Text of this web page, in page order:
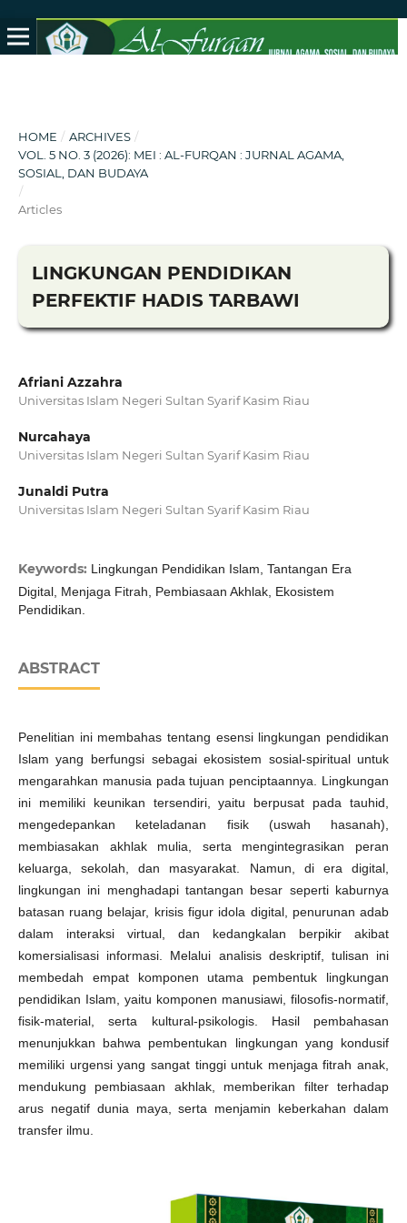
HOME / ARCHIVES /
VOL. 5 NO. 3 (2026): MEI : AL-FURQAN : JURNAL AGAMA,
SOSIAL, DAN BUDAYA
/
Articles
LINGKUNGAN PENDIDIKAN
PERFEKTIF HADIS TARBAWI
Afriani Azzahra
Universitas Islam Negeri Sultan Syarif Kasim Riau
Nurcahaya
Universitas Islam Negeri Sultan Syarif Kasim Riau
Junaldi Putra
Universitas Islam Negeri Sultan Syarif Kasim Riau
Keywords: Lingkungan Pendidikan Islam, Tantangan Era
Digital, Menjaga Fitrah, Pembiasaan Akhlak, Ekosistem
Pendidikan.
ABSTRACT
Penelitian ini membahas tentang esensi lingkungan pendidikan
Islam yang berfungsi sebagai ekosistem sosial-spiritual untuk
mengarahkan manusia pada tujuan penciptaannya. Lingkungan
ini memiliki keunikan tersendiri, yaitu berpusat pada tauhid,
mengedepankan keteladanan fisik (uswah hasanah),
membiasakan akhlak mulia, serta mengintegrasikan peran
keluarga, sekolah, dan masyarakat. Namun, di era digital,
lingkungan ini menghadapi tantangan besar seperti kaburnya
batasan ruang belajar, krisis figur idola digital, penurunan adab
dalam interaksi virtual, dan kedangkalan berpikir akibat
komersialisasi informasi. Melalui analisis deskriptif, tulisan ini
membedah empat komponen utama pembentuk lingkungan
pendidikan Islam, yaitu komponen manusiawi, filosofis-normatif,
fisik-material, serta kultural-psikologis. Hasil pembahasan
menunjukkan bahwa pembentukan lingkungan yang kondusif
memiliki urgensi yang sangat tinggi untuk menjaga fitrah anak,
mendukung pembiasaan akhlak, memberikan filter terhadap
arus negatif dunia maya, serta menjamin keberkahan dalam
transfer ilmu.